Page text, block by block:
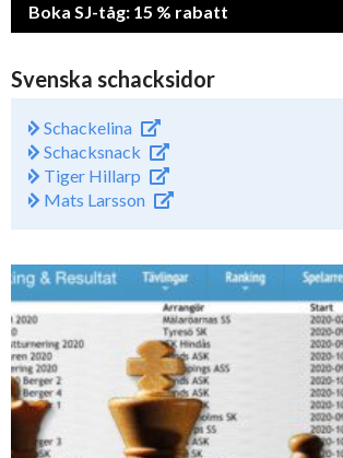
Boka SJ-tåg: 15 % rabatt
Svenska schacksidor
Schackelina
Schacksnack
Tiger Hillarp
Mats Larsson